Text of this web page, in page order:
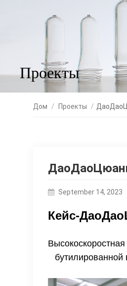
Проекты
Дом / Проекты /
September 14, 2023
Кейс-